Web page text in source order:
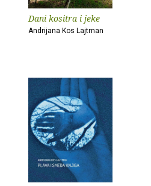
Dani kositra i jeke
Andrijana Kos Lajtman